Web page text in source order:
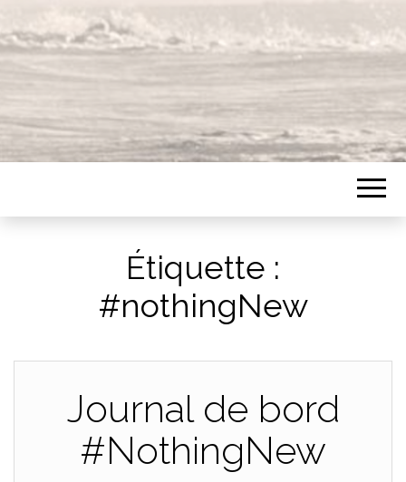
Étiquette :
#nothingNew
Journal de bord
#NothingNew